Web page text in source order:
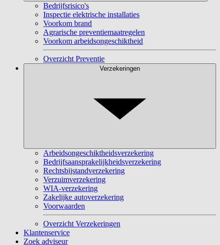
Bedrijfsrisico's
Inspectie elektrische installaties
Voorkom brand
Agrarische preventiemaatregelen
Voorkom arbeidsongeschiktheid
Overzicht Preventie
Verzekeringen
Arbeidsongeschiktheidsverzekering
Bedrijfsaansprakelijkheidsverzekering
Rechtsbijstandverzekering
Verzuimverzekering
WIA-verzekering
Zakelijke autoverzekering
Voorwaarden
Overzicht Verzekeringen
Klantenservice
Zoek adviseur